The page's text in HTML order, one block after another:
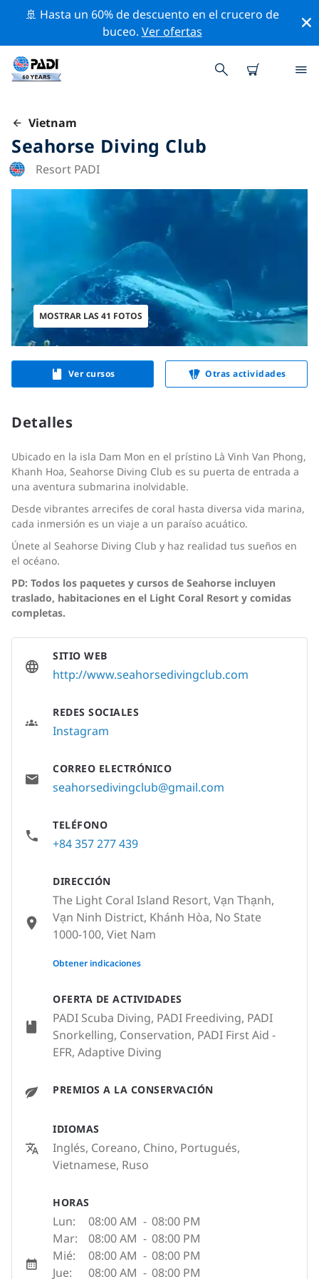
🚢 Hasta un 60% de descuento en el crucero de
buceo. Ver ofertas
Vietnam
Seahorse Diving Club
Resort PADI
MOSTRAR LAS 41 FOTOS
Ver cursos Otras actividades
Detalles
Ubicado en la isla Dam Mon en el prístino Là Vinh Van Phong,
Khanh Hoa, Seahorse Diving Club es su puerta de entrada a
una aventura submarina inolvidable.
Desde vibrantes arrecifes de coral hasta diversa vida marina,
cada inmersión es un viaje a un paraíso acuático.
Únete al Seahorse Diving Club y haz realidad tus sueños en
el océano.
PD: Todos los paquetes y cursos de Seahorse incluyen
traslado, habitaciones en el Light Coral Resort y comidas
completas.
OFERTA DE ACTIVIDADES
PADI Scuba Diving, PADI Freediving, PADI
Snorkelling, Conservation, PADI First Aid -
EFR, Adaptive Diving
PREMIOS A LA CONSERVACIÓN
IDIOMAS
Inglés, Coreano, Chino, Portugués,
Vietnamese, Ruso
HORAS
Lun: 08:00 AM - 08:00 PM
Mar:
08:00 AM - 08:00 PM
Mié:
08:00 AM - 08:00 PM
Jue:
08:00 AM - 08:00 PM
SITIO WEB
http://www.seahorsedivingclub.com
REDES SOCIALES
Instagram
CORREO ELECTRÓNICO
seahorsedivingclub@gmail.com
TELÉFONO
+84 357 277 439
DIRECCIÓN
The Light Coral Island Resort, Vạn Thạnh,
Vạn Ninh District, Khánh Hòa, No State
1000-100, Viet Nam
None
Obtener indicaciones